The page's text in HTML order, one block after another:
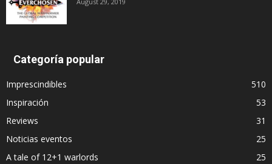
Categoría popular
Imprescindibles
510
Inspiración
53
Reviews
31
Noticias eventos
25
A tale of 12+1 warlords
25